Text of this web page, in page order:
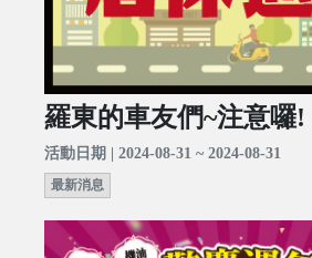
羅東的車友們~注意囉!
活動日期 | 2024-08-31 ~ 2024-08-31
最新消息